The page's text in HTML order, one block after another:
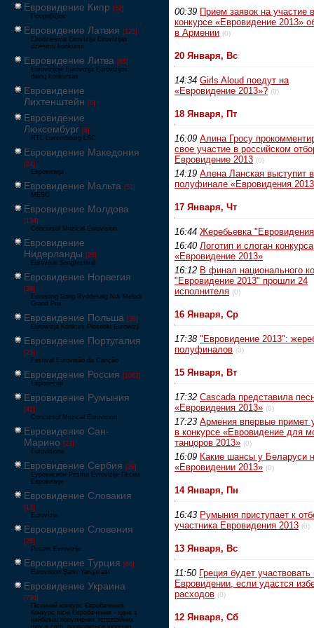
Евровидение Кипр [52]
Γιουροβίζιον
Евровидение Латвия [125]
Eirodziesma Eirovīzija Eirovīzijas
dziesmu konkurss
Евровидение Литва [65]
Eurovizijoje Eurovizija Eurovizijos
dainų konkursas
Евровидение
Лихтенштейн [6]
Евровидение
Люксембург [6]
RTL Luxembourg LSC
Евровидение Македония
[24]
Евровизија
Евровидение Мальта [51]
MESC
Евровидение Молдова
[134]
Concursul Muzical Eurovision
Евровидение
Нидерланды [26]
Eurovisie Songfestival
Евровидение Норвегия
[39]
Eurosong Sang Ryddesalg Nrk Melodi
Grand Prix
Евровидение Польша [36]
Eurowizja Konkurs Piosenki Eurowizji
Евровидение Португалия
[25]
Festival Eurovisão da Canção
Евровидение Россия [1062]
Европесня
Евровидение Румыния
[41]
Concursul Muzical Eurovision
Евровидение Сан-
Марино [23]
Eurovisione
Евровидение Сербия [39]
Еуровисион Pesma Evrovizije Песма
Евровизије
Евровидение Словакия
[13]
Eurovízia
Евровидение Словения
[26]
Pesem Evrovizije
Евровидение Турция [66]
Eurovision Şarkı Yarışması
Евровидение Украина
[796]
Пісенний конкурс Євробачення
Конкурс пісні Євробачення - одне з
найбільш популярних телевізійних
шоу в світі, проводиться щорічно,
00:39 Прием заявок на участие в
конкурсе «Евровидение 2013»
в Армении (0)
20 Января, Вс
14:34 Girls Aloud поедут на
«Евровидение 2013»? (0)
18 Января, Пт
16:09 Алина Гросу
свое участие в российском
Евровидение 2013 (0)
14:19 Алена Ланская выступит
полуфинале «Евровидения
17 Января, Чт
16:44 Жеребьевка
16:40 Логотип и слоган конкурса
«Евровидение 2013»
16:12 В финал национального
"Евровидение 2013" прошли 24
исполнителя (0)
16 Января, Ср
17:38 "Евровидение 2013":
полуфиналов (0)
15 Января, Вт
17:32 Cascada представила
«Евровидения 2013» (0)
17:23 Армения впервые примет
в конкурсе «Евровидение для
танцоров 2013» (0)
16:09 Какие шансы у Беларуси
«Евровидении 2013» (0)
14 Января, Пн
16:43 Румыния приступает к
участника Евровидения 2013 (0)
13 Января, Вс
11:50 Греция будет участвовать
Евровидении, если удастся
расходов (0)
12 Января, Сб